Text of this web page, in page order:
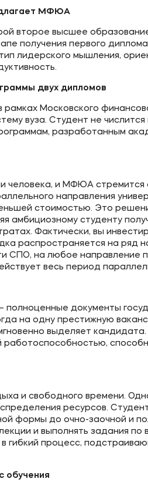
МФЮА
второе высшее
получения первого
лидерского мышления,
двух дипломов
Московского
вуза. Студент не числится
разработанным
человека, и МФЮА стремится
направления
стоимостью. Это
амбициозному студенту
Фактически, вы
распространяется на ряд
СПО, на любое направление
весь период
полноценные документы
на одну престижную
выделяет
и свободного времени.
ресурсов.
формы до очно-заочной и
и выполнять задания по
гибкий процесс,
обучения